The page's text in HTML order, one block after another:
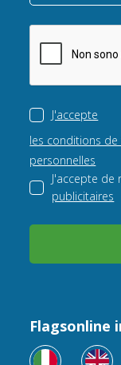
J'accepte
les conditions
personnelles
J'accepte de
publicitaires
Flagsonline